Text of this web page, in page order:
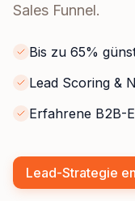
Sales Funnel.
Bis zu 65%
Lead Scoring &
Erfahrene B2B-
Lead-Strategie